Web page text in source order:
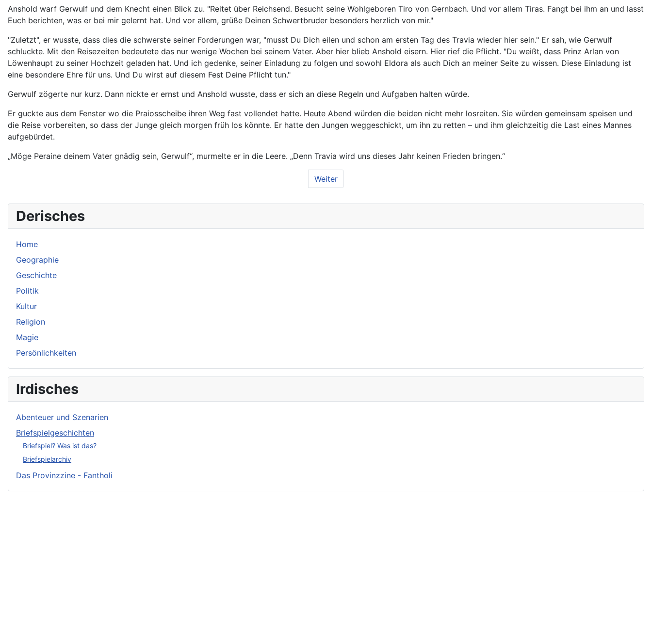
Derisches
Home
Geographie
Geschichte
Politik
Kultur
Religion
Magie
Persönlichkeiten
Irdisches
Abenteuer und Szenarien
Briefspielgeschichten
Briefspiel? Was ist das?
Briefspielarchiv
Das Provinzzine - Fantholi
Anshold warf Gerwulf und dem Knecht einen Blick zu. "Reitet über Reichsend. Besucht seine Wohlgeboren Tiro von Gernbach. Und vor allem Tiras. Fangt bei ihm an und lasst
Euch berichten, was er bei mir gelernt hat. Und vor allem, grüße Deinen Schwertbruder besonders herzlich von mir."
"Zuletzt", er wusste, dass dies die schwerste seiner Forderungen war, "musst Du Dich eilen und schon am ersten Tag des Travia wieder hier sein." Er sah, wie Gerwulf
schluckte. Mit den Reisezeiten bedeutete das nur wenige Wochen bei seinem Vater. Aber hier blieb Anshold eisern. Hier rief die Pflicht. "Du weißt, dass Prinz Arlan von
Löwenhaupt zu seiner Hochzeit geladen hat. Und ich gedenke, seiner Einladung zu folgen und sowohl Eldora als auch Dich an meiner Seite zu wissen. Diese Einladung ist
eine besondere Ehre für uns. Und Du wirst auf diesem Fest Deine Pflicht tun."
Gerwulf zögerte nur kurz. Dann nickte er ernst und Anshold wusste, dass er sich an diese Regeln und Aufgaben halten würde.
Er guckte aus dem Fenster wo die Praiosscheibe ihren Weg fast vollendet hatte. Heute Abend würden die beiden nicht mehr losreiten. Sie würden gemeinsam speisen und
die Reise vorbereiten, so dass der Junge gleich morgen früh los könnte. Er hatte den Jungen weggeschickt, um ihn zu retten – und ihm gleichzeitig die Last eines Mannes
aufgebürdet.
„Möge Peraine deinem Vater gnädig sein, Gerwulf“, murmelte er in die Leere. „Denn Travia wird uns dieses Jahr keinen Frieden bringen.“
Weiter